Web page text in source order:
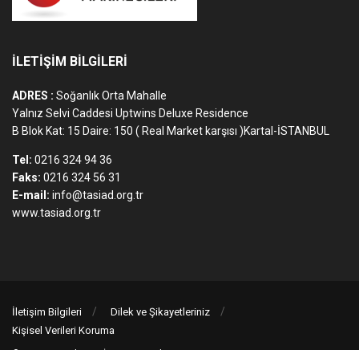
İLETİŞİM BİLGİLERİ
ADRES : Soğanlık Orta Mahalle
Yalnız Selvi Caddesi Uptwins Deluxe Residence
B Blok Kat: 15 Daire: 150 ( Real Market karşısı )Kartal-İSTANBUL
Tel: 0216 324 94 36
Faks: 0216 324 56 31
E-mail: info@tasiad.org.tr
www.tasiad.org.tr
İletişim Bilgileri
Dilek ve Şikayetleriniz
Kişisel Verileri Koruma